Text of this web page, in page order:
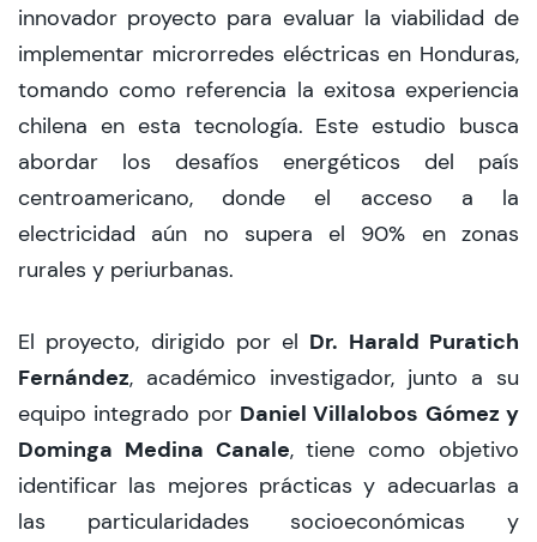
innovador proyecto para evaluar la viabilidad de
implementar microrredes eléctricas en Honduras,
tomando como referencia la exitosa experiencia
chilena en esta tecnología. Este estudio busca
abordar los desafíos energéticos del país
centroamericano, donde el acceso a la
electricidad aún no supera el 90% en zonas
rurales y periurbanas.
El proyecto, dirigido por el Dr. Harald Puratich
Fernández, académico investigador, junto a su
equipo integrado por Daniel Villalobos Gómez y
Dominga Medina Canale, tiene como objetivo
identificar las mejores prácticas y adecuarlas a
las particularidades socioeconómicas y